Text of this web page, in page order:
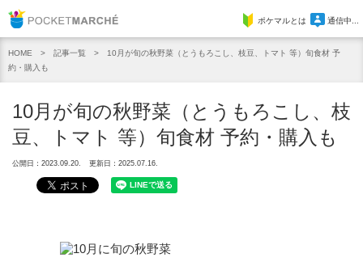
Pocket Marcheポケマルとは 通信中...
HOME 記事一覧
10月が旬の秋野菜（とうもろこし、枝豆、トマト 等）旬食材 予
約・購入も
10月が旬の秋野菜（とうもろこし、枝
豆、トマト 等）旬食材 予約・購入も
公開日：2023.09.20. 更新日：2025.07.16.